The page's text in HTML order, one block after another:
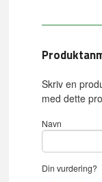
Skriv en
med dette
Navn
Din vurdering?